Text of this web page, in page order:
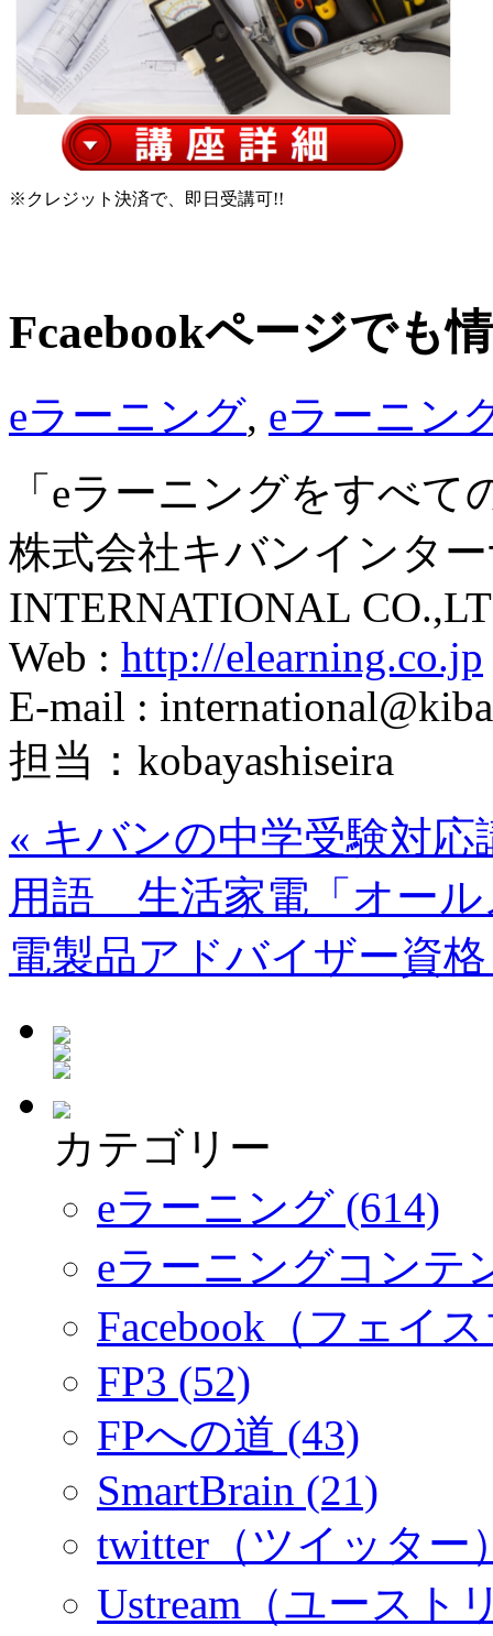
※クレジット決済で、即日受講可!!
Fcaebookページでも
eラーニング, eラーニン
「eラーニングをすべて
株式会社キバンインタ
INTERNATIONAL
Web : http://elearning.co.jp
E-mail :
担当：kobayashiseira
« キバンの中学受験対応
用語 生活家電「オール
電製品アドバイザー資
カテゴリー
eラーニング (614)
eラーニングコンテ
Facebook（フェイ
FP3 (52)
FPへの道 (43)
SmartBrain (21)
twitter（ツイッター
Ustream（ユースト